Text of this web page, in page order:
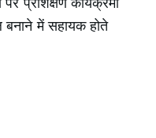
प्रशिक्षण कार्यक्रमों
में सहायक होते